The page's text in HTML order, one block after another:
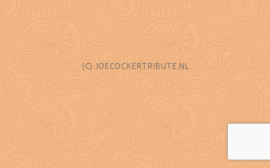
(C) JOECOCKERTRIBUTE.NL